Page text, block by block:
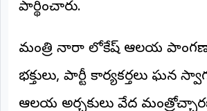
లాగిన్
©
2026
ప్రార్థించారు.
మంత్రి నారా లోకేష్ ఆలయ
భక్తులు, పార్టీ కార్యకర్తలు ఘన
ఆలయ అర్చకులు వేద